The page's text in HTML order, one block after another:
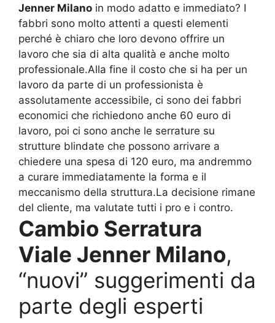
Jenner Milano in modo adatto e immediato? I
fabbri sono molto attenti a questi elementi
perché è chiaro che loro devono offrire un
lavoro che sia di alta qualità e anche molto
professionale.Alla fine il costo che si ha per un
lavoro da parte di un professionista è
assolutamente accessibile, ci sono dei fabbri
economici che richiedono anche 60 euro di
lavoro, poi ci sono anche le serrature su
strutture blindate che possono arrivare a
chiedere una spesa di 120 euro, ma andremmo
a curare immediatamente la forma e il
meccanismo della struttura.La decisione rimane
del cliente, ma valutate tutti i pro e i contro.
Cambio Serratura
Viale Jenner Milano,
“nuovi” suggerimenti da
parte degli esperti